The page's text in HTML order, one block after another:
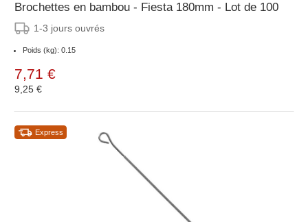
Brochettes en bambou - Fiesta 180mm - Lot de 100
1-3 jours ouvrés
Poids (kg): 0.15
7,71 €
9,25 €
Express